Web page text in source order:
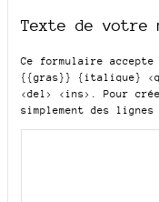
Texte de votre
Ce formulaire
{{gras}} {italique}
<del> <ins> . Pour
simplement des